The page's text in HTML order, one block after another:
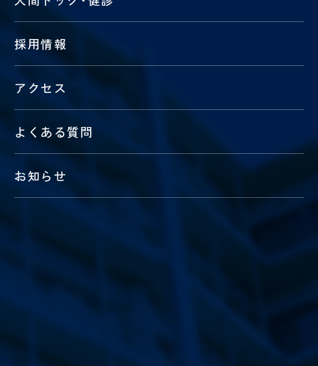
採用情報
アクセス
よくある質問
お知らせ